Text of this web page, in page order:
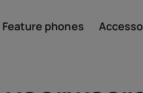
Feature phones